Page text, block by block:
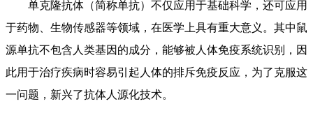
单克隆抗体（简称单抗）不仅应用于基础科学，还可应用
于药物、生物传感器等领域，在医学上具有重大意义。其中鼠
源单抗不包含人类基因的成分，能够被人体免疫系统识别，因
此用于治疗疾病时容易引起人体的排斥免疫反应，为了克服这
一问题，新兴了抗体人源化技术。